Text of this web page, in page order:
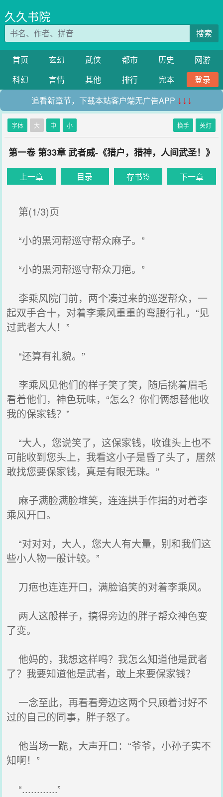
久久书院
搜索
首页 玄幻 武侠 都市 历史
网游
科幻
言情 其他 排行 完本
登录
追看新章节，下载本站客户端无广告APP ↓↓↓
字体 大 中 小 换手 关灯
第一卷 第33章 武者威-《猎户，猎神，人间武圣！》
上一章 目录 存书签 下一章
第(1/3)页
“小的黑河帮巡守帮众麻子。”
“小的黑河帮巡守帮众刀疤。”
李乘风院门前，两个凑过来的巡逻帮众，一
起双手合十，对着李乘风重重的弯腰行礼，“见
过武者大人！”
“还算有礼貌。”
李乘风见他们的样子笑了笑，随后挑着眉毛
看着他们，神色玩味，“怎么？你们俩想替他收
我的保家钱？”
“大人，您说笑了，这保家钱，收谁头上也不
可能收到您头上，我看这小子是昏了头了，居然
敢找您要保家钱，真是有眼无珠。”
麻子满脸满脸堆笑，连连拱手作揖的对着李
乘风开口。
“对对对，大人，您大人有大量，别和我们这
些小人物一般计较。”
刀疤也连连开口，满脸谄笑的对着李乘风。
两人这般样子，搞得旁边的胖子帮众神色变
了变。
他妈的，我想这样吗？我怎么知道他是武者
了？我要知道他是武者，敢上来要保家钱？
一念至此，再看看旁边这两个只顾着讨好不
过的自己的同事，胖子怒了。
他当场一跪，大声开口：“爷爷，小孙子实不
知啊！”
“............”